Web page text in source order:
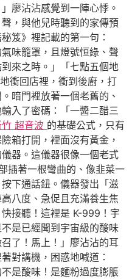
廖沾沾感覺到一陣心悸。
，與他兒時聽到的家傳預
笈》裡記載的第一句：
味籠罩，且燈號恒綠、聲
來之時。」「七點五個地
衝回店裡，衝到後廚，打
暗門裡放著一個老舊的、
入了密碼：「一醬二醋三
超音波 的基礎公式，只有
箱打開，裡面沒有黃金，
器。這儀器很像一個老式
插著一根彎曲的、像韭菜一
下通話鈕。儀器發出「滋
八度、急促且充滿養生焦
接聽！這裡是 K-999！宇
是已經聞到宇宙級的酸味
了！馬上！」廖沾沾的耳
對講機，困惑地喊道：
是酸味！是麵粉過度膨脹